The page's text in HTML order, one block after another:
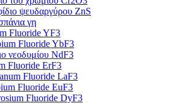
ψευδαργύρου ZnS
γη
Fluoride YF3
Fluoride YbF3
νεοδυμίου NdF3
Fluoride ErF3
Fluoride LaF3
Fluoride EuF3
Fluoride DyF3